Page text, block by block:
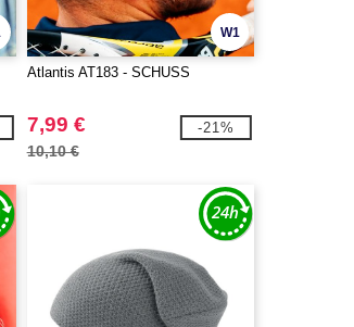
W1
Atlantis AT183 - SCHUSS
7,99 €
10,10 €
-21%